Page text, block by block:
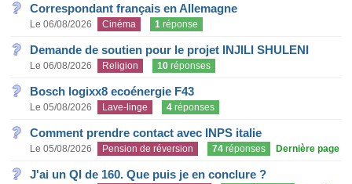
Correspondant français en Allemagne
Le 06/08/2026 Cinéma 1 réponse
Demande de soutien pour le projet INJILI SHULENI
Le 06/08/2026 Religion 10 réponses
Bosch logixx8 ecoénergie F43
Le 05/08/2026 Lave-linge 4 réponses
Comment prendre contact avec INPS italie
Le 05/08/2026 Pension de réversion 74 réponses Dernière page
J'ai un QI de 160. Que puis je en conclure ?